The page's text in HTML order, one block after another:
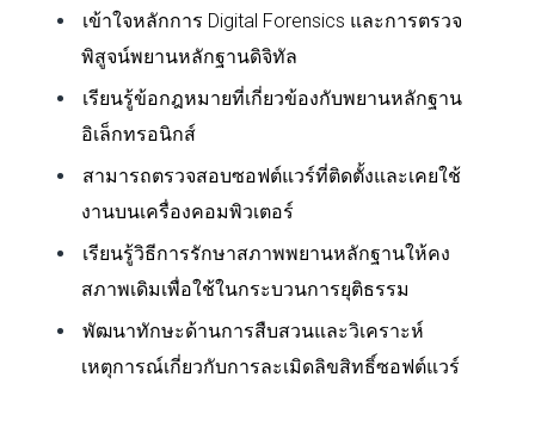
เข้าใจหลักการ Digital Forensics และการตรวจ
พิสูจน์พยานหลักฐานดิจิทัล
เรียนรู้ข้อกฎหมายที่เกี่ยวข้องกับพยานหลักฐาน
อิเล็กทรอนิกส์
สามารถตรวจสอบซอฟต์แวร์ที่ติดตั้งและเคยใช้
งานบนเครื่องคอมพิวเตอร์
เรียนรู้วิธีการรักษาสภาพพยานหลักฐานให้คง
สภาพเดิมเพื่อใช้ในกระบวนการยุติธรรม
พัฒนาทักษะด้านการสืบสวนและวิเคราะห์
เหตุการณ์เกี่ยวกับการละเมิดลิขสิทธิ์ซอฟต์แวร์